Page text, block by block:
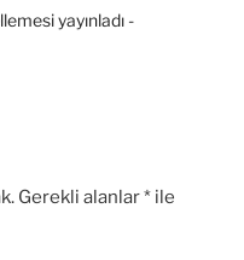
yayınladı -
Gerekli alanlar* ile